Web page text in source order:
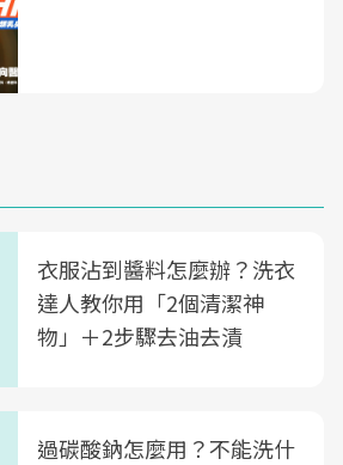
衣服沾到醬料怎麼辦？洗衣
達人教你用「2個清潔神
物」＋2步驟去油去漬
過碳酸鈉怎麼用？不能洗什